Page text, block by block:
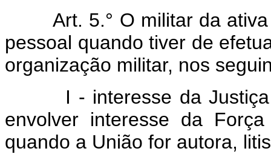
Art. 5.° O militar da ativa
pessoal quando tiver de
organização militar, nos
I - interesse da Justiça
envolver interesse da
quando a União for autora,